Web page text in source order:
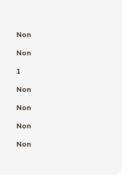
Non
Non
1
Non
Non
Non
Non